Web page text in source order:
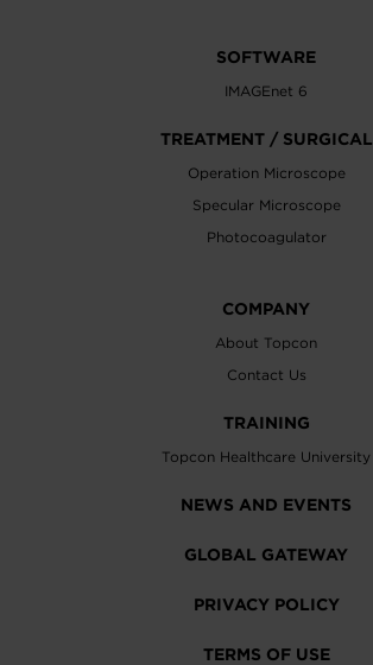
SOFTWARE
IMAGEnet 6
TREATMENT / SURGICAL
Operation Microscope
Specular Microscope
Photocoagulator
COMPANY
About Topcon
Contact Us
TRAINING
Topcon Healthcare University
NEWS AND EVENTS
GLOBAL GATEWAY
PRIVACY POLICY
TERMS OF USE